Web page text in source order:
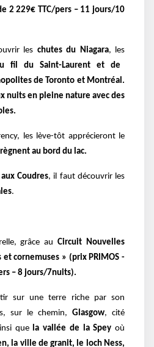
2 229€ TTC/pers – 11 jours/10
les chutes du Niagara, les
fil du Saint-Laurent et de
de Toronto et Montréal.
nuits en pleine nature avec des
les lève-tôt apprécieront le
au bord du lac.
Coudres, il faut découvrir les
.
grâce auCircuit Nouvelles
cornemuses » (prix PRIMOS -
– 8 jours/7nuits).
sur une terre riche par son
sur le chemin, Glasgow, cité
que la vallée de la Spey où
la ville de granit, le loch Ness,